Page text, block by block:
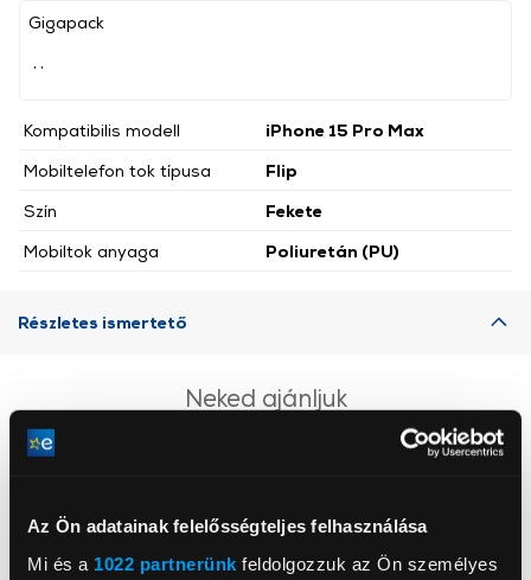
Az Ön adatainak felelősségteljes felhasználása
Mi és a 1022 partnerünk feldolgozzuk az Ön személyes
Gigapack
Kompatibilis modell
iPhone 15 Pro Max
Mobiltelefon tok típusa
Flip
Szín
Fekete
Mobiltok anyaga
Poliuretán (PU)
Részletes ismertető
Neked ajánljuk